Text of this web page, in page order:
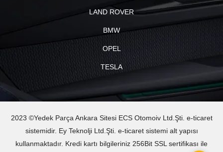
LAND ROVER
BMW
OPEL
TESLA
2023 ©Yedek Parça Ankara Sitesi ECS Otomoiv Ltd.Şti. e-ticaret
sistemidir. Ey Teknolji Ltd.Şti. e-ticaret sistemi alt yapısı
kullanmaktadır. Kredi kartı bilgileriniz 256Bit SSL sertifikası ile